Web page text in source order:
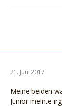
21. Juni 2017
Meine beiden
Junior meinte